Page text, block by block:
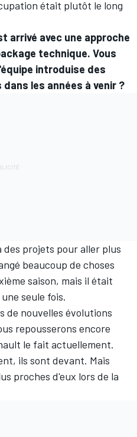
était plutôt le long
arrivé avec une approche
technique. Vous
introduise des
les années à venir ?
projets pour aller plus
beaucoup de choses
saison, mais il était
seule fois.
de nouvelles évolutions
repousserons encore
le fait actuellement.
ils sont devant. Mais
proches d'eux lors de la